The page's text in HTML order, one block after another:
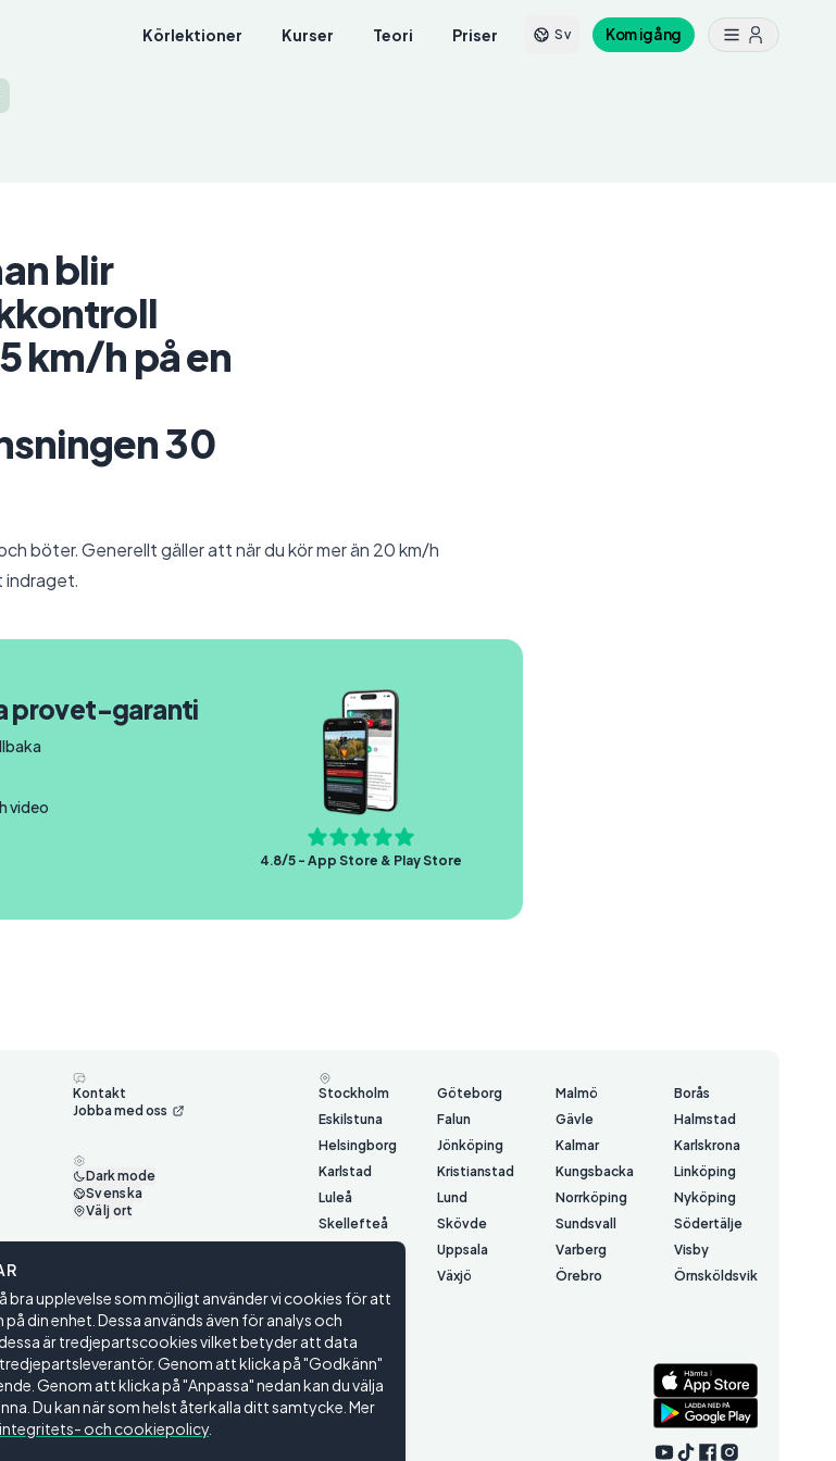
Körlektioner Kurser Teori Priser Sv Kom igång
blir
km/h på en
30
böter. Generellt gäller att när du kör mer än 20 km/h
indraget.
provet-garanti
video
4.8/5 - App Store & Play Store
Kontakt
Jobba med oss
Dark mode
Svenska
Välj ort
Stockholm Göteborg Malmö
Borås
Eskilstuna
Falun Gävle
Halmstad
Helsingborg
Jönköping Kalmar
Karlskrona
Karlstad
Kristianstad Kungsbacka
Linköping
Luleå
Lund Norrköping
Nyköping
Skellefteå
Skövde Sundsvall
Södertälje
Uppsala Varberg
Visby
Växjö Örebro
Örnsköldsvik
Östersund
bra upplevelse som möjligt använder vi cookies för att
din enhet. Dessa används även för analys och
är tredjepartscookies vilket betyder att data
Genom att klicka på "Godkänn"
Genom att klicka på "Anpassa" nedan kan du välja
Du kan när som helst återkalla ditt samtycke. Mer
integritets- och cookiepolicy.